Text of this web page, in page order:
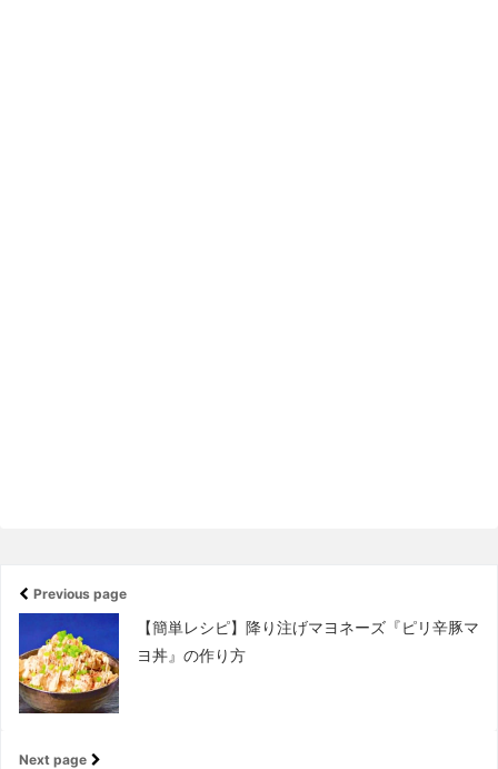
Previous page
【簡単レシピ】降り注げマヨネーズ『ピリ辛豚マ
ヨ丼』の作り方
Next page